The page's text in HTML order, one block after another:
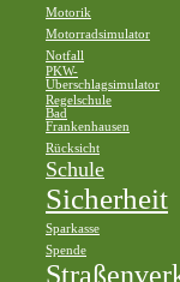
Motorik
Motorradsimulator
Notfall
PKW-
Überschlagsimulator
Regelschule
Bad
Frankenhausen
Rücksicht
Schule
Sicherheit
Sparkasse
Spende